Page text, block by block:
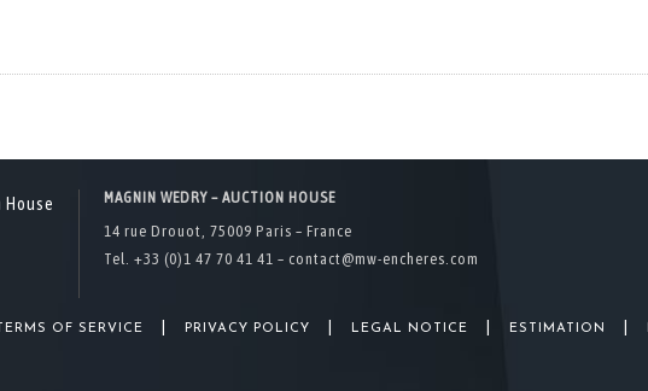
MAGNIN WEDRY – AUCTION HOUSE
14 rue Drouot, 75009 Paris – France
Tel. +33 (0)1 47 70 41 41 – contact@mw-encheres.com
TERMS OF SERVICE PRIVACY POLICY LEGAL NOTICE ESTIMATION